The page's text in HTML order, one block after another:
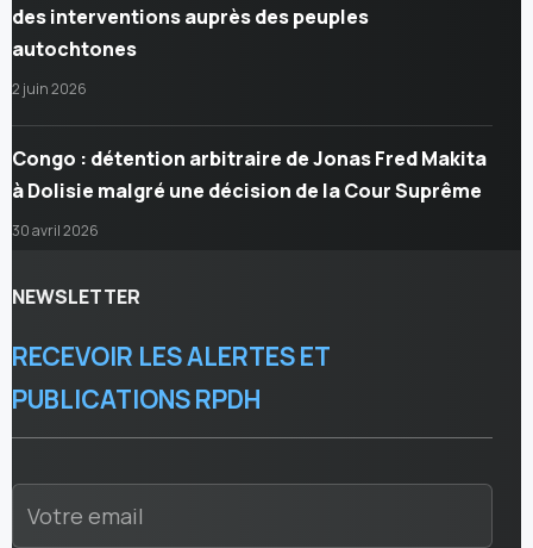
des interventions auprès des peuples
autochtones
2 juin 2026
Congo : détention arbitraire de Jonas Fred Makita
à Dolisie malgré une décision de la Cour Suprême
30 avril 2026
NEWSLETTER
RECEVOIR LES ALERTES ET
PUBLICATIONS RPDH